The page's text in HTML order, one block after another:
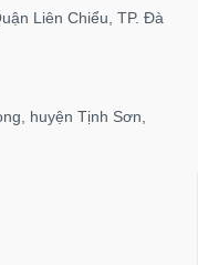
Liên Chiểu, TP. Đà
huyện Tịnh Sơn,